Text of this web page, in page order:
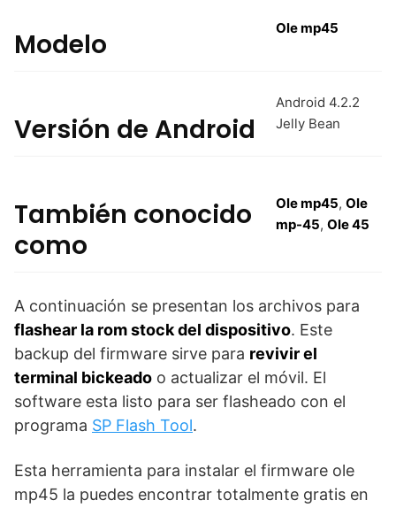
Modelo Ole mp45
Versión de Android
Android 4.2.2
Jelly Bean
También conocido
como
Ole mp45, Ole
mp-45, Ole 45
A continuación se presentan los archivos para
flashear la rom stock del dispositivo. Este
backup del firmware sirve para revivir el
terminal bickeado o actualizar el móvil. El
software esta listo para ser flasheado con el
programa SP Flash Tool.
Esta herramienta para instalar el firmware ole
mp45 la puedes encontrar totalmente gratis en